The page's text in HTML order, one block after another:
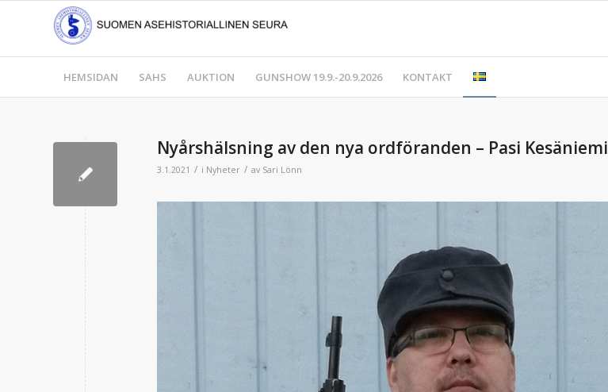
HEMSIDAN SAHS AUKTION GUNSHOW 19.9.-20.9.2026 KONTAKT
Nyårshälsning av den nya ordföranden – Pasi Kesäniemi
3.1.2021 / i Nyheter / av Sari Lönn